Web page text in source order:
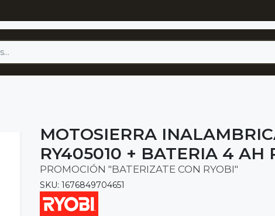
MOTOSIERRA
RY405010 + BATERIA 4 AH
PROMOCIÓN "BATERIZATE CON RYOBI"
SKU: 1676849704651